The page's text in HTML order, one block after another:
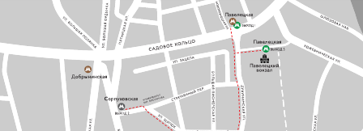
ЦЕНА ЗА ЗАНЯТИЕ
11 000.—
ЗАПИСАТЬСЯ